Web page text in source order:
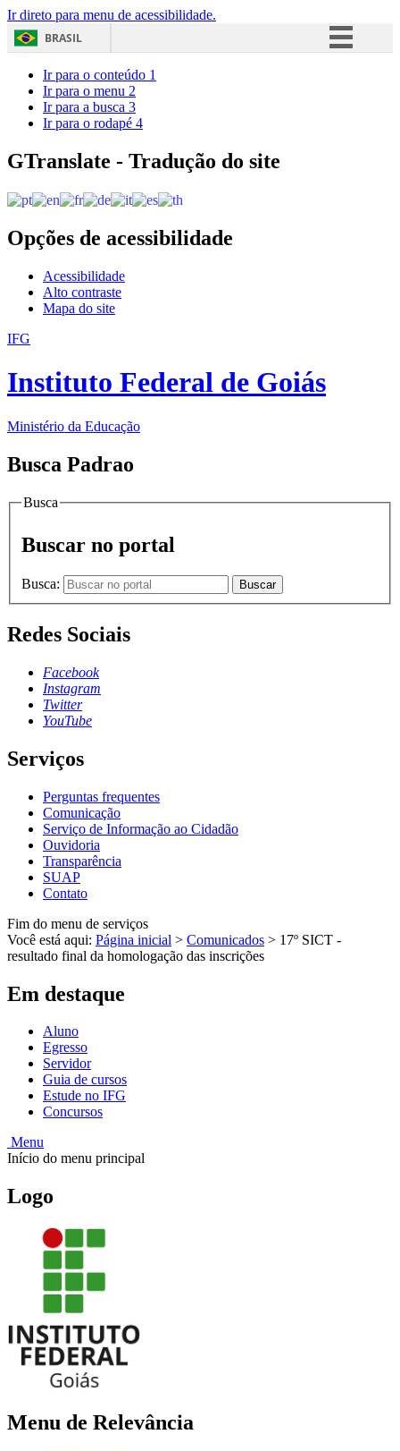
Ir direto para menu de acessibilidade.
BRASIL
Acesso à informação
Ir para o conteúdo 1
Ir para o menu 2
Ir para a busca 3
Ir para o rodapé 4
GTranslate - Tradução do site
Opções de acessibilidade
Acessibilidade
Alto contraste
Mapa do site
IFG
Instituto Federal de Goiás
Ministério da Educação
Busca Padrao
Busca
Buscar no portal
Busca: Buscar
Redes Sociais
Facebook
Instagram
Twitter
YouTube
Serviços
Perguntas frequentes
Comunicação
Serviço de Informação ao Cidadão
Ouvidoria
Transparência
SUAP
Contato
Fim do menu de serviços
Você está aqui: Página inicial > Comunicados > 17º SICT -
resultado final da homologação das inscrições
Em destaque
Aluno
Egresso
Servidor
Guia de cursos
Estude no IFG
Concursos
Menu
Início do menu principal
Logo
Menu de Relevância